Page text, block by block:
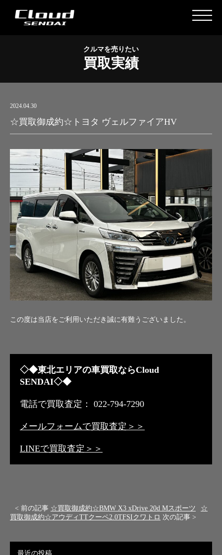
クルマを売りたい
買取実績
2024.04.30
☆買取御成約☆トヨタ ヴェルファイアHV
この度は当店をご利用いただき誠に有難うございました。
◇◆東北エリアの車買取ならCloud
SENDAI◇◆
電話で買取査定： 022-794-7290
メールフォームで買取査定＞＞
LINEで買取査定＞＞
< 前の記事 ☆買取御成約☆BMW X3 xDrive 20d Mスポーツ
☆
買取御成約☆アウディTTクーペ2.0TFSIクワトロ 次の記事 >
最近の投稿